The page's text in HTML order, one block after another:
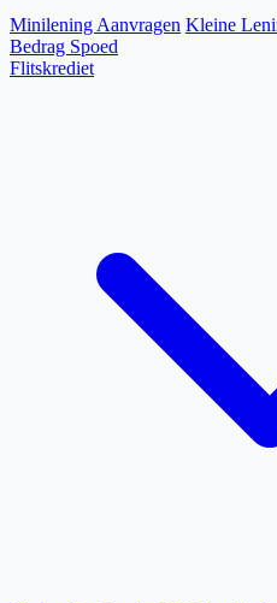
Minilening Aanvragen Kleine
Bedrag Spoed
Flitskrediet